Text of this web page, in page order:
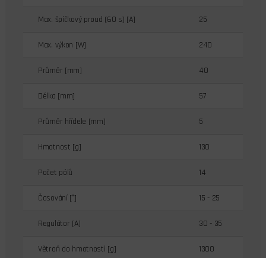
Max. špičkový proud (60 s) [A] 25
Max. výkon [W] 240
Průměr [mm] 40
Délka [mm] 57
Průměr hřídele [mm] 5
Hmotnost [g] 130
Počet pólů 14
Časování [°] 15 - 25
Regulátor [A] 30 - 35
Větroň do hmotnosti [g] 1300